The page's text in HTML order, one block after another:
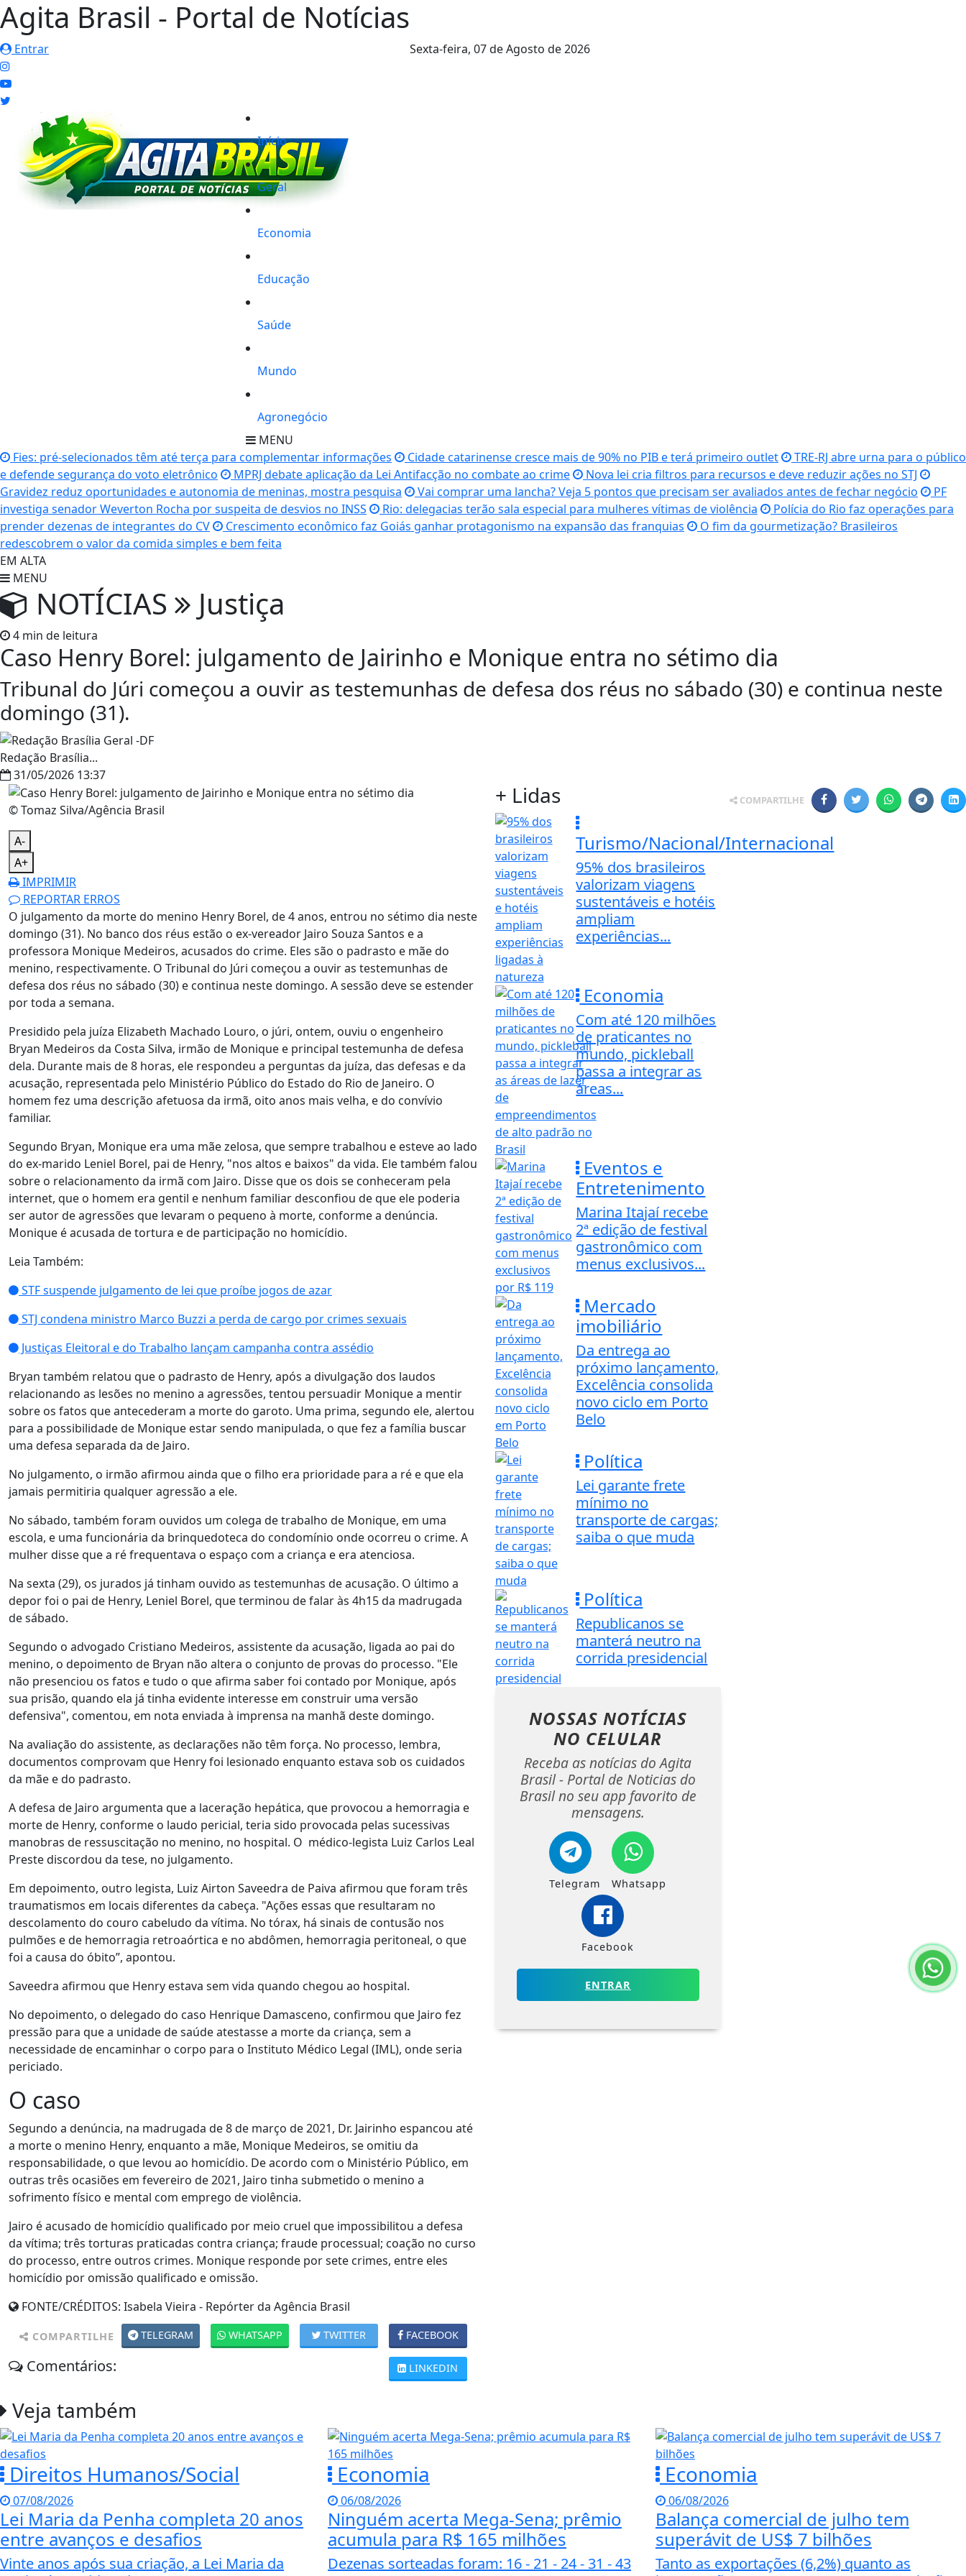
Agita Brasil - Portal de Notícias
Entrar Sexta-feira, 07 de Agosto de 2026
Início
Geral
Economia
Educação
Saúde
Mundo
Agronegócio
MENU
Fies: pré-selecionados têm até terça para complementar informações
Cidade catarinense cresce mais de 90% no PIB e terá primeiro outlet
TRE-RJ abre urna para o público
e defende segurança do voto eletrônico
MPRJ debate aplicação da Lei Antifacção no combate ao crime
Nova lei cria filtros para recursos e deve reduzir ações no STJ
Gravidez reduz oportunidades e autonomia de meninas, mostra pesquisa
Vai comprar uma lancha? Veja 5 pontos que precisam ser avaliados antes de fechar negócio
PF
investiga senador Weverton Rocha por suspeita de desvios no INSS
Rio: delegacias terão sala especial para mulheres vítimas de violência
Polícia do Rio faz operações para
prender dezenas de integrantes do CV
Crescimento econômico faz Goiás ganhar protagonismo na expansão das franquias
O fim da gourmetização? Brasileiros
redescobrem o valor da comida simples e bem feita
EM ALTA
MENU
NOTÍCIAS Justiça
4 min de leitura
Caso Henry Borel: julgamento de Jairinho e Monique entra no sétimo dia
Tribunal do Júri começou a ouvir as testemunhas de defesa dos réus no sábado (30) e continua neste
domingo (31).
Redação Brasília...
31/05/2026 13:37
COMPARTILHE
© Tomaz Silva/Agência Brasil
A-
A+
IMPRIMIR
REPORTAR ERROS
O julgamento da morte do menino Henry Borel, de 4 anos, entrou no sétimo dia neste
domingo (31). No banco dos réus estão o ex-vereador Jairo Souza Santos e a
professora Monique Medeiros, acusados do crime. Eles são o padrasto e mãe do
menino, respectivamente. O Tribunal do Júri começou a ouvir as testemunhas de
defesa dos réus no sábado (30) e continua neste domingo. A sessão deve se estender
por toda a semana.
Presidido pela juíza Elizabeth Machado Louro, o júri, ontem, ouviu o engenheiro
Bryan Medeiros da Costa Silva, irmão de Monique e principal testemunha de defesa
dela. Durante mais de 8 horas, ele respondeu a perguntas da juíza, das defesas e da
acusação, representada pelo Ministério Público do Estado do Rio de Janeiro. O
homem fez uma descrição afetuosa da irmã, oito anos mais velha, e do convívio
familiar.
Segundo Bryan, Monique era uma mãe zelosa, que sempre trabalhou e esteve ao lado
do ex-marido Leniel Borel, pai de Henry, "nos altos e baixos" da vida. Ele também falou
sobre o relacionamento da irmã com Jairo. Disse que os dois se conheceram pela
internet, que o homem era gentil e nenhum familiar desconfiou de que ele poderia
ser autor de agressões que levaram o pequeno à morte, conforme a denúncia.
Monique é acusada de tortura e de participação no homicídio.
Leia Também:
STF suspende julgamento de lei que proíbe jogos de azar
STJ condena ministro Marco Buzzi a perda de cargo por crimes sexuais
Justiças Eleitoral e do Trabalho lançam campanha contra assédio
Bryan também relatou que o padrasto de Henry, após a divulgação dos laudos
relacionando as lesões no menino a agressões, tentou persuadir Monique a mentir
sobre os fatos que antecederam a morte do garoto. Uma prima, segundo ele, alertou
para a possibilidade de Monique estar sendo manipulada, o que fez a família buscar
uma defesa separada da de Jairo.
No julgamento, o irmão afirmou ainda que o filho era prioridade para a ré e que ela
jamais permitiria qualquer agressão a ele.
No sábado, também foram ouvidos um colega de trabalho de Monique, em uma
escola, e uma funcionária da brinquedoteca do condomínio onde ocorreu o crime. A
mulher disse que a ré frequentava o espaço com a criança e era atenciosa.
Na sexta (29), os jurados já tinham ouvido as testemunhas de acusação. O último a
depor foi o pai de Henry, Leniel Borel, que terminou de falar às 4h15 da madrugada
de sábado.
Segundo o advogado Cristiano Medeiros, assistente da acusação, ligada ao pai do
menino, o depoimento de Bryan não altera o conjunto de provas do processo. "Ele
não presenciou os fatos e tudo o que afirma saber foi contado por Monique, após
sua prisão, quando ela já tinha evidente interesse em construir uma versão
defensiva", comentou, em nota enviada à imprensa na manhã deste domingo.
Na avaliação do assistente, as declarações não têm força. No processo, lembra,
documentos comprovam que Henry foi lesionado enquanto estava sob os cuidados
da mãe e do padrasto.
A defesa de Jairo argumenta que a laceração hepática, que provocou a hemorragia e
morte de Henry, conforme o laudo pericial, teria sido provocada pelas sucessivas
manobras de ressuscitação no menino, no hospital. O médico-legista Luiz Carlos Leal
Preste discordou da tese, no julgamento.
Em depoimento, outro legista, Luiz Airton Saveedra de Paiva afirmou que foram três
traumatismos em locais diferentes da cabeça. "Ações essas que resultaram no
descolamento do couro cabeludo da vítima. No tórax, há sinais de contusão nos
pulmões e de hemorragia retroaórtica e no abdômen, hemorragia peritoneal, o que
foi a causa do óbito”, apontou.
Saveedra afirmou que Henry estava sem vida quando chegou ao hospital.
No depoimento, o delegado do caso Henrique Damasceno, confirmou que Jairo fez
pressão para que a unidade de saúde atestasse a morte da criança, sem a
necessidade de encaminhar o corpo para o Instituto Médico Legal (IML), onde seria
periciado.
O caso
Segundo a denúncia, na madrugada de 8 de março de 2021, Dr. Jairinho espancou até
a morte o menino Henry, enquanto a mãe, Monique Medeiros, se omitiu da
responsabilidade, o que levou ao homicídio. De acordo com o Ministério Público, em
outras três ocasiões em fevereiro de 2021, Jairo tinha submetido o menino a
sofrimento físico e mental com emprego de violência.
Jairo é acusado de homicídio qualificado por meio cruel que impossibilitou a defesa
da vítima; três torturas praticadas contra criança; fraude processual; coação no curso
do processo, entre outros crimes. Monique responde por sete crimes, entre eles
homicídio por omissão qualificado e omissão.
FONTE/CRÉDITOS: Isabela Vieira - Repórter da Agência Brasil
COMPARTILHE FACEBOOK
TWITTER
WHATSAPP
TELEGRAM
LINKEDIN
Comentários:
+ Lidas
Turismo/Nacional/Internacional
95% dos brasileiros
valorizam viagens
sustentáveis e hotéis
ampliam
experiências...
Economia
Com até 120 milhões
de praticantes no
mundo, pickleball
passa a integrar as
áreas...
Eventos e
Entretenimento
Marina Itajaí recebe
2ª edição de festival
gastronômico com
menus exclusivos...
Mercado
imobiliário
Da entrega ao
próximo lançamento,
Excelência consolida
novo ciclo em Porto
Belo
Política
Lei garante frete
mínimo no
transporte de cargas;
saiba o que muda
Política
Republicanos se
manterá neutro na
corrida presidencial
NOSSAS NOTÍCIAS
NO CELULAR
Receba as notícias do Agita
Brasil - Portal de Noticias do
Brasil no seu app favorito de
mensagens.
Telegram Whatsapp
Facebook
ENTRAR
Veja também
Direitos Humanos/Social
07/08/2026
Lei Maria da Penha completa 20 anos
entre avanços e desafios
Vinte anos após sua criação, a Lei Maria da
Economia
06/08/2026
Ninguém acerta Mega-Sena; prêmio
acumula para R$ 165 milhões
Dezenas sorteadas foram: 16 - 21 - 24 - 31 - 43
Economia
06/08/2026
Balança comercial de julho tem
superávit de US$ 7 bilhões
Tanto as exportações (6,2%) quanto as